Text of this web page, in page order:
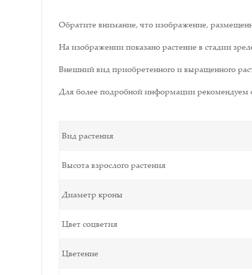
Обратите внимание, что изображение,
На изображении показано растение в стадии
Внешний вид приобретенного и выращенного
Для более подробной информации рекомендуем
Вид растения
Высота взрослого растения
Диаметр кроны
Цвет соцветия
Цветение